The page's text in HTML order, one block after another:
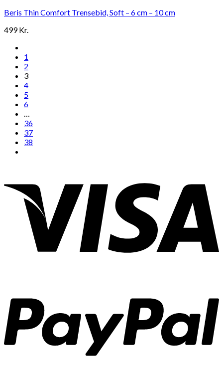
Beris Thin Comfort Trensebid, Soft – 6 cm – 10 cm
499Kr.
1
2
3
4
5
6
…
36
37
38